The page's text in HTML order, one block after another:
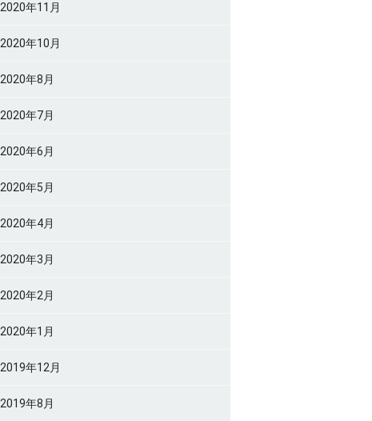
2020年11月
2020年10月
2020年8月
2020年7月
2020年6月
2020年5月
2020年4月
2020年3月
2020年2月
2020年1月
2019年12月
2019年8月